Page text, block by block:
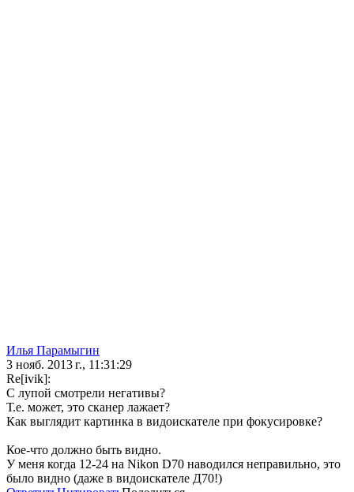
Илья Парамыгин
3 нояб. 2013 г., 11:31:29
Re[ivik]:
С лупой смотрели негативы?
Т.е. может, это сканер лажает?
Как выглядит картинка в видоискателе при фокусировке?
Кое-что должно быть видно.
У меня когда 12-24 на Nikon D70 наводился неправильно, это
было видно (даже в видоискателе Д70!)